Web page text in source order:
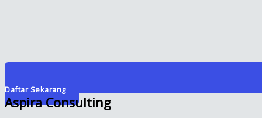
Daftar Sekarang
Aspira Consulting